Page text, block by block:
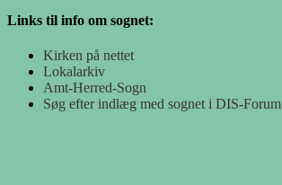
Links til info om sognet:
Kirken på nettet
Lokalarkiv
Amt-Herred-Sogn
Søg efter indlæg med sognet i DIS-Forum